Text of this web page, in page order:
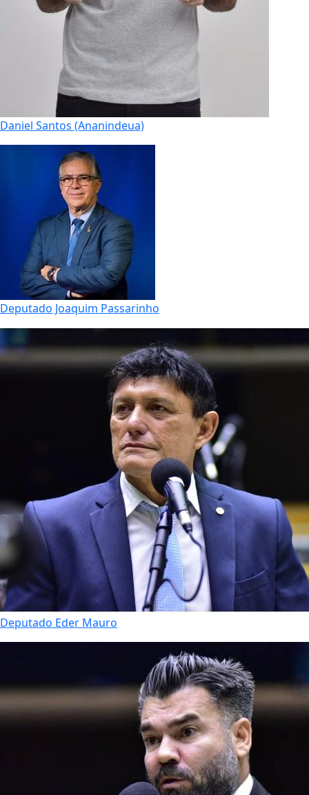
Daniel Santos (Ananindeua)
Deputado Joaquim Passarinho
Deputado Eder Mauro